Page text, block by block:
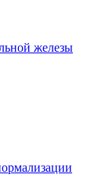
железы